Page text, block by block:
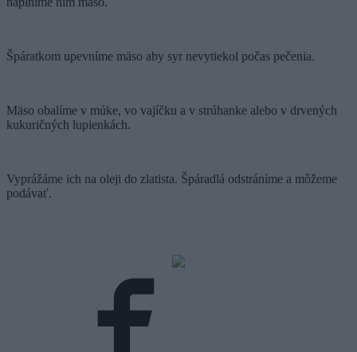
Špáratkom upevníme mäso aby syr nevytiekol počas pečenia.
Mäso obalíme v múke, vo vajíčku a v strúhanke alebo v drvených
kukuričných lupienkách.
Vyprážáme ich na oleji do zlatista. Špáradlá odstráníme a môžeme
podávať.